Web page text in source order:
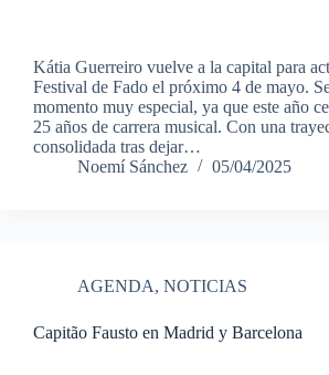
Kátia Guerreiro vuelve a la capital para
Festival de Fado el próximo 4 de mayo.
momento muy especial, ya que este año
25 años de carrera musical. Con una
consolidada tras dejar…
Noemí Sánchez
05/04/2025
AGENDA, NOTICIAS
Capitão Fausto en Madrid y Barcelona